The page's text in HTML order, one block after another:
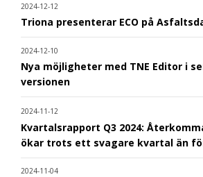
2024-12-12
Triona presenterar ECO på
2024-12-10
Nya möjligheter med TNE Editor i
versionen
2024-11-12
Kvartalsrapport Q3 2024:
ökar trots ett svagare kvartal än
2024-11-04